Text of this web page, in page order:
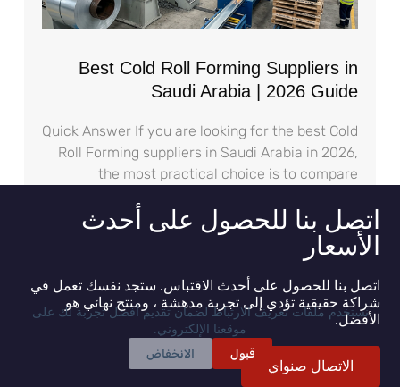
نستخدم ملفات تعريف الارتباط لضمان تقديم أفضل تجربة لك على
موقعنا الإلكتروني.
قبول
الانخفاض
Best Cold Roll Forming Suppliers in
Saudi Arabia | 2026 Guide
Quick Answer If you are looking for the best Cold
Roll Forming suppliers in Saudi Arabia in 2026,
the most practical choice is to compare
اتصل بنا للحصول على أحدث
الأسعار
اتصل بنا للحصول على أحدث الاقتباس. ستجد نفسك تعمل في
شراكة حقيقية تؤدي إلى تجربة مدهشة ، ومنتج نهائي هو
الأفضل.
الاتصال صنواي